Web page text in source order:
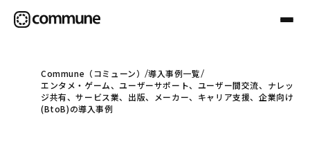
Communeについて
Commune（コミューン）
導入事例一覧
エンタメ・ゲーム、ユーザーサポート、ユーザー間交流、ナレッ
ジ共有、サービス業、出版、メーカー、キャリア支援、企業向け
(BtoB)の導入事例